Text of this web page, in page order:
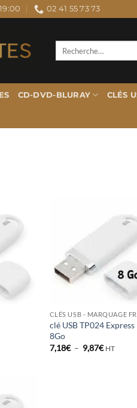
02 41 55 73 73
CD-DVD-BLURAY CLÉS
CLÉS USB - MARQUAGE
clé USB TP024 Express
8Go
7,18€ – 9,87€Plage
HT